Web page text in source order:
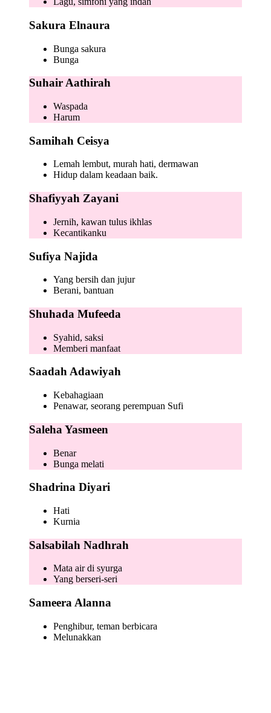
Sakura Elnaura
Bunga sakura
Bunga
Suhair Aathirah
Waspada
Harum
Samihah Ceisya
Lemah lembut, murah hati, dermawan
Hidup dalam keadaan baik.
Shafiyyah Zayani
Jernih, kawan tulus ikhlas
Kecantikanku
Sufiya Najida
Yang bersih dan jujur
Berani, bantuan
Shuhada Mufeeda
Syahid, saksi
Memberi manfaat
Saadah Adawiyah
Kebahagiaan
Penawar, seorang perempuan Sufi
Saleha Yasmeen
Benar
Bunga melati
Shadrina Diyari
Hati
Kurnia
Salsabilah Nadhrah
Mata air di syurga
Yang berseri-seri
Sameera Alanna
Penghibur, teman berbicara
Melunakkan